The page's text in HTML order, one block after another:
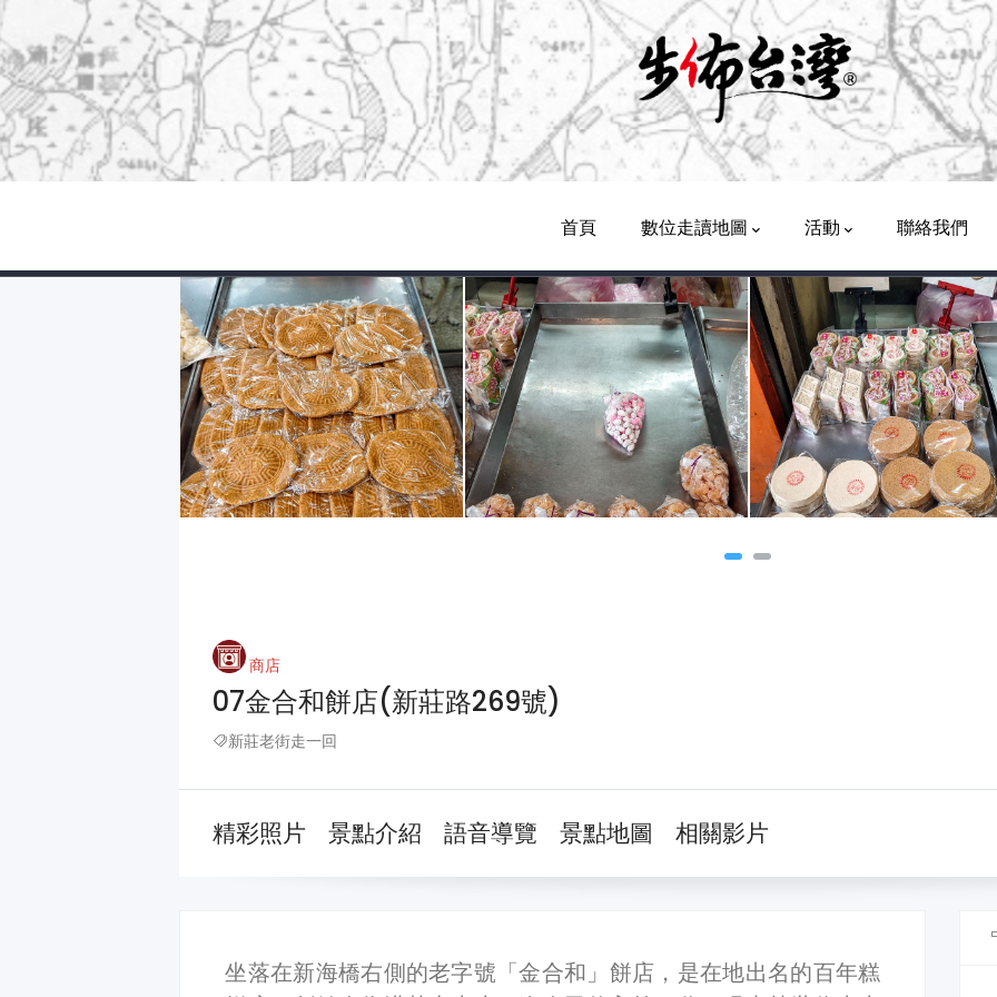
Navigation
首頁 數位走讀地圖 活動 聯絡我們
商店
07金合和餅店(新莊路269號)
新莊老街走一回
精彩照片 景點介紹 語音導覽 景點地圖 相關影片
坐落在新海橋右側的老字號「金合和」餅店，是在地出名的百年糕